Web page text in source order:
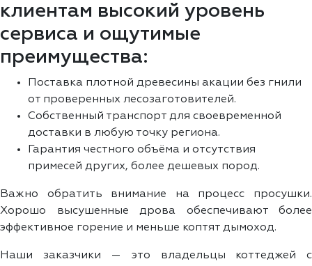
клиентам высокий уровень
сервиса и ощутимые
преимущества:
Поставка плотной древесины акации без гнили
от проверенных лесозаготовителей.
Собственный транспорт для своевременной
доставки в любую точку региона.
Гарантия честного объёма и отсутствия
примесей других, более дешевых пород.
Важно обратить внимание на процесс просушки.
Хорошо высушенные дрова обеспечивают более
эффективное горение и меньше коптят дымоход.
Наши заказчики — это владельцы коттеджей с